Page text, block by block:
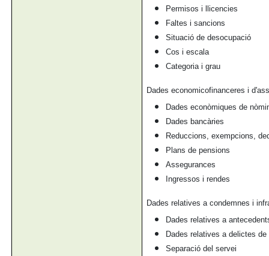
Permisos i llicencies
Faltes i sancions
Situació de desocupació
Cos i escala
Categoria i grau
Dades economicofinanceres i
Dades econòmiques de
Dades bancàries
Reduccions, exempcions,
Plans de pensions
Assegurances
Ingressos i rendes
Dades relatives a condemnes i
Dades relatives a
Dades relatives a delictes
Separació del servei